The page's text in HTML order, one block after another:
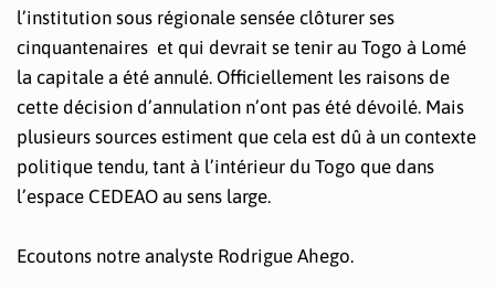
l’institution sous régionale sensée clôturer ses
cinquantenaires et qui devrait se tenir au Togo à Lomé
la capitale a été annulé. Officiellement les raisons de
cette décision d’annulation n’ont pas été dévoilé. Mais
plusieurs sources estiment que cela est dû à un contexte
politique tendu, tant à l’intérieur du Togo que dans
l’espace CEDEAO au sens large.
Ecoutons notre analyste Rodrigue Ahego.